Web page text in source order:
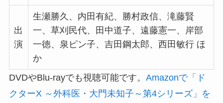
出
演
生瀬勝久、内田有紀、勝村政信、滝藤賢
一、草刈民代、田中道子、遠藤憲一、岸部
一徳、泉ピン子、吉田鋼太郎、西田敏行 ほ
か
DVDやBlu-rayでも視聴可能です。 Amazonで「ド
クターX ～外科医・大門未知子～第4シリーズ」を